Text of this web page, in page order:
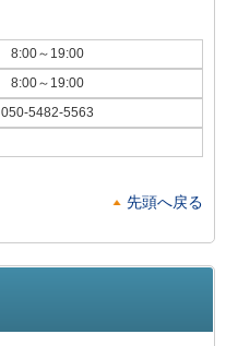
8:00～19:00
8:00～19:00
050-5482-5563
先頭へ戻る